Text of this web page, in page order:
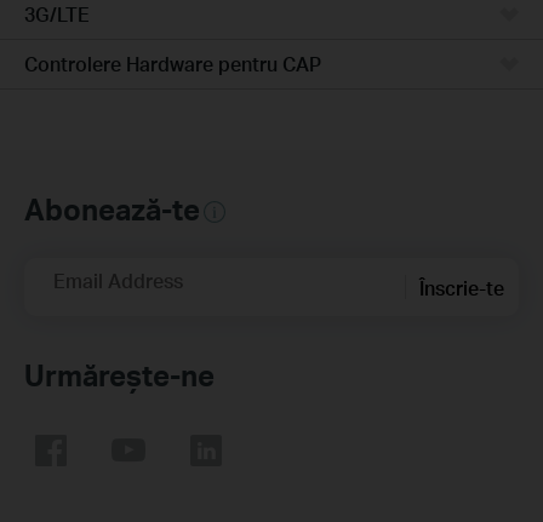
3G/LTE
Controlere Hardware pentru CAP
Abonează-te
Email Address Înscrie-te
Urmărește-ne